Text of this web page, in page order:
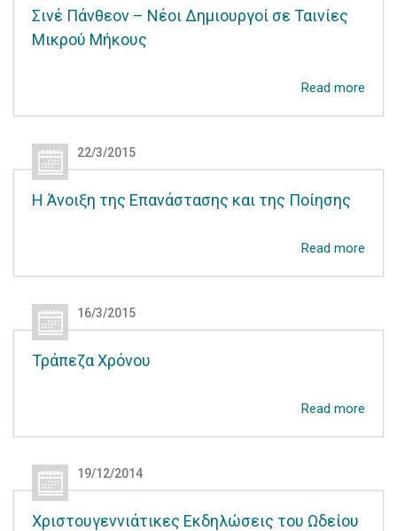
Σινέ Πάνθεον – Νέοι Δημιουργοί σε Ταινίες
Μικρού Μήκους
Read more
22/3/2015
Η Άνοιξη της Επανάστασης και της Ποίησης
Read more
16/3/2015
Τράπεζα Χρόνου
Read more
19/12/2014
Χριστουγεννιάτικες Εκδηλώσεις του Ωδείου